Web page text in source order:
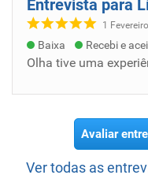
socialmente justas.
Fundamental ao
sustentável dos nossos
fortalecimento e
com os nossos clientes.
Entrevista para
1
Baixa Recebi e
Avaliar
Ver todas as